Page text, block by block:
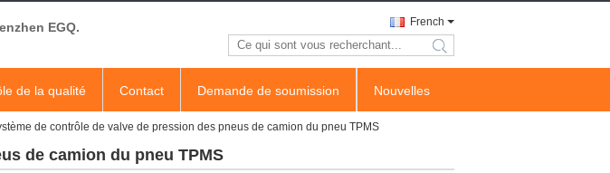
EGQ. French
search
de la qualité Contact Demande de soumission Nouvelles
de contrôle de valve de pression des pneus de camion du pneu TPMS
de camion du pneu TPMS